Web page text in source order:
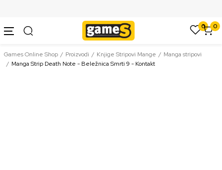
0 0
Games Online Shop Proizvodi Knjige Stripovi Mange
Manga stripovi
Manga Strip Death Note - Beležnica Smrti 9 - Kontakt